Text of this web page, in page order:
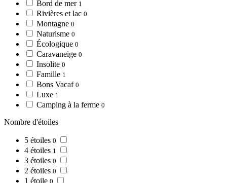
Bord de mer 1
Rivières et lac 0
Montagne 0
Naturisme 0
Écologique 0
Caravaneige 0
Insolite 0
Famille 1
Bons Vacaf 0
Luxe 1
Camping à la ferme 0
Nombre d'étoiles
5 étoiles 0
4 étoiles 1
3 étoiles 0
2 étoiles 0
1 étoile 0